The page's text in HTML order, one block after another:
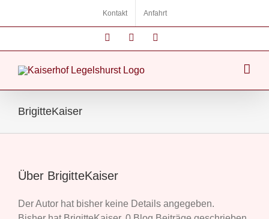
Kontakt Anfahrt
InstagramFacebook
BrigitteKaiser
Über BrigitteKaiser
Der Autor hat bisher keine Details angegeben.